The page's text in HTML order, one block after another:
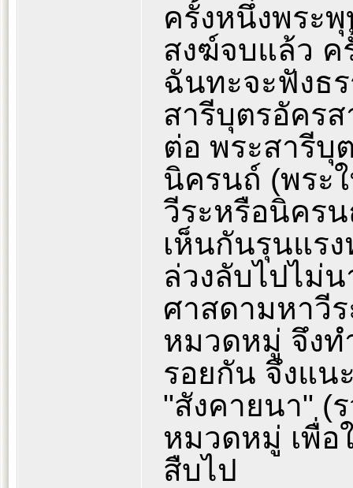
ครั้งหนึ่งพระ
สงฆ์จบแล้ว ค
ฉันทะจะฟังธ
สารีบุตรอัคร
ต่อ พระสารีบุ
นิครนถ์ (พระ
วีระหรือนิคร
เห็นกันรุนแร
ล่วงลับไปไม่น
ศาสดามหาวี
หมวดหมู่ จึงท
รอยกัน จึงแน
"สังคายนา" (
หมวดหมู่ เพื่อ
สืบไป